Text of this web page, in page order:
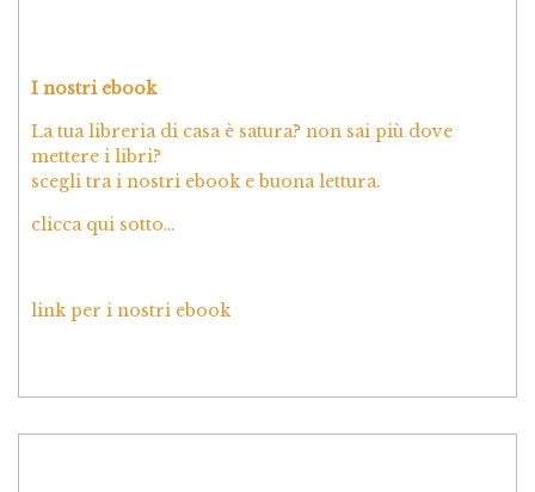
I nostri ebook
La tua libreria di casa è satura? non sai più dove
mettere i libri?
scegli tra i nostri ebook e buona lettura.
clicca qui sotto…
link per i nostri ebook